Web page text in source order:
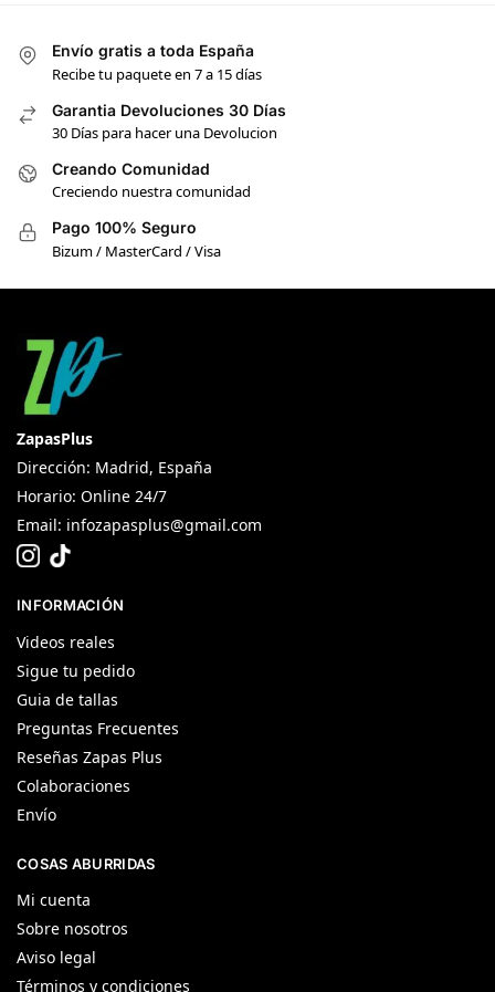
Envío gratis a toda España
Recibe tu paquete en 7 a 15 días
Garantia Devoluciones 30 Días
30 Días para hacer una Devolucion
Creando Comunidad
Creciendo nuestra comunidad
Pago 100% Seguro
Bizum / MasterCard / Visa
ZapasPlus
Dirección: Madrid, España
Horario: Online 24/7
Email: infozapasplus@gmail.com
INFORMACIÓN
Videos reales
Sigue tu pedido
Guia de tallas
Preguntas Frecuentes
Reseñas Zapas Plus
Colaboraciones
Envío
COSAS ABURRIDAS
Mi cuenta
Sobre nosotros
Aviso legal
Términos y condiciones